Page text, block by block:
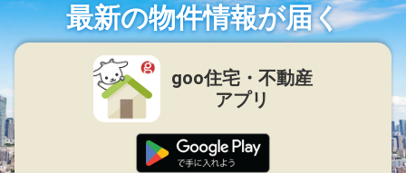
最新の物件情報が届く
goo住宅・不動産
アプリ